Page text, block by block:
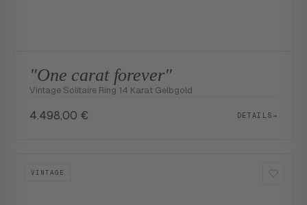
"One carat forever"
Vintage Solitaire Ring 14 Karat Gelbgold
4.498,00 € DETAILS→
VINTAGE